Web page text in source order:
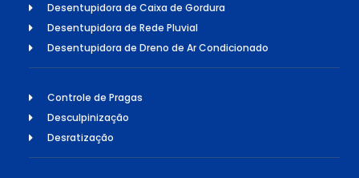
Desentupidora de Caixa de Gordura
Desentupidora de Rede Pluvial
Desentupidora de Dreno de Ar Condicionado
Controle de Pragas
Desculpinização
Desratização